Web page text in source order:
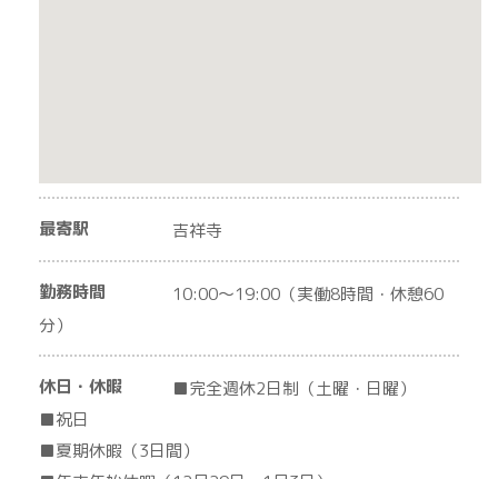
最寄駅 吉祥寺
勤務時間
10:00～19:00（実働8時間・休憩60
分）
休日・休暇
■完全週休2日制（土曜・日曜）
■祝日
■夏期休暇（3日間）